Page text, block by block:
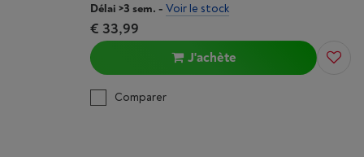
Délai >3 sem. - Voir le stock
€ 33,99
J'achète
Comparer